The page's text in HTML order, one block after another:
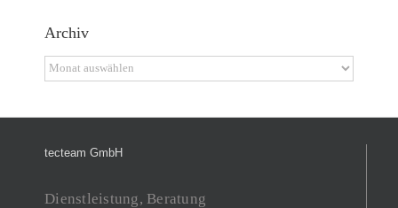
Archiv
Archiv
tecteam GmbH
Dienstleistung, Beratung